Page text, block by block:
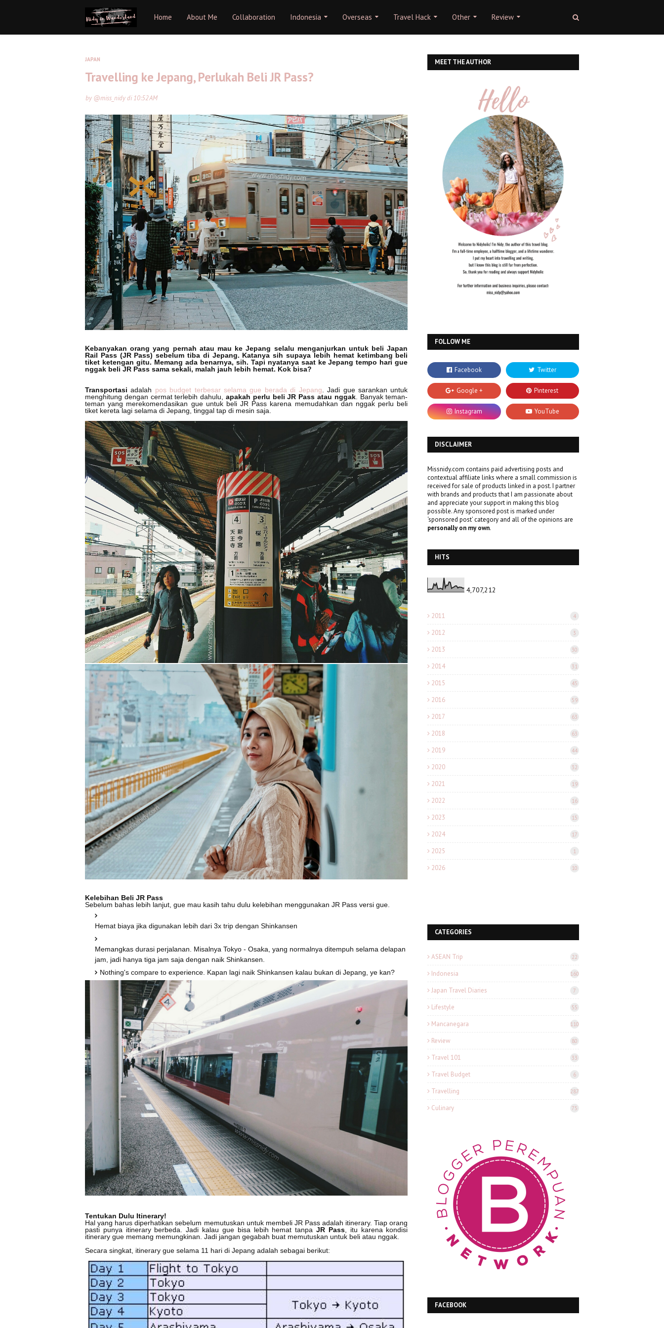
Home About Me Collaboration Indonesia Overseas Travel Hack Other Review
JAPAN
Travelling ke Jepang, Perlukah Beli JR Pass?
by @miss_nidydi10:52 AM
Kebanyakan orang yang pernah atau mau ke Jepang selalu menganjurkan untuk beli Japan
Rail Pass (JR Pass) sebelum tiba di Jepang. Katanya sih supaya lebih hemat ketimbang beli
tiket ketengan gitu. Memang ada benarnya, sih. Tapi nyatanya saat ke Jepang tempo hari gue
nggak beli JR Pass sama sekali, malah jauh lebih hemat. Kok bisa?
Transportasi adalah pos budget terbesar selama gue berada di Jepang . Jadi gue sarankan untuk
menghitung dengan cermat terlebih dahulu, apakah perlu beli JR Pass atau nggak. Banyak teman-
teman yang merekomendasikan gue untuk beli JR Pass karena memudahkan dan nggak perlu beli
tiket kereta lagi selama di Jepang, tinggal tap di mesin saja.
Kelebihan Beli JR Pass
Sebelum bahas lebih lanjut, gue mau kasih tahu dulu kelebihan menggunakan JR Pass versi gue.
Hemat biaya jika digunakan lebih dari 3x trip dengan Shinkansen
Memangkas durasi perjalanan. Misalnya Tokyo - Osaka, yang normalnya ditempuh selama delapan
jam, jadi hanya tiga jam saja dengan naik Shinkansen.
Nothing's compare to experience. Kapan lagi naik Shinkansen kalau bukan di Jepang, ye kan?
Tentukan Dulu Itinerary!
Hal yang harus diperhatikan sebelum memutuskan untuk membeli JR Pass adalah itinerary. Tiap orang
pasti punya itinerary berbeda. Jadi kalau gue bisa lebih hemat tanpaJR Pass, itu karena kondisi
itinerary gue memang memungkinan. Jadi jangan gegabah buat memutuskan untuk beli atau nggak.
Secara singkat, itinerary gue selama 11 hari di Jepang adalah sebagai berikut:
MEET THE AUTHOR
FOLLOW ME
DISCLAIMER
Missnidy.com contains paid advertising posts and
contextual affiliate links where a small commission is
received for sale of products linked in a post. I partner
with brands and products that I am passionate about
and appreciate your support in making this blog
possible. Any sponsored post is marked under
‘sponsored post’ category and all of the opinions are
personally on my own.
HITS
4,707,212
2011 4
2012 3
2013 30
2014 31
2015 45
2016 59
2017 63
2018 63
2019 44
2020 32
2021 19
2022 16
2023 15
2024 17
2025 1
2026 10
CATEGORIES
ASEAN Trip 22
Indonesia 160
Japan Travel Diaries 7
Lifestyle 55
Mancanegara 110
Review 80
Travel 101 33
Travel Budget 6
Travelling 287
Culinary 75
FACEBOOK